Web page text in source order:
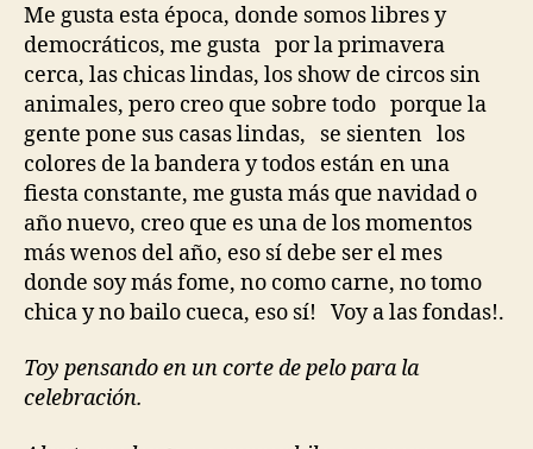
Me gusta esta época, donde somos libres y
democráticos, me gusta por la primavera
cerca, las chicas lindas, los show de circos sin
animales, pero creo que sobre todo porque la
gente pone sus casas lindas, se sienten los
colores de la bandera y todos están en una
fiesta constante, me gusta más que navidad o
año nuevo, creo que es una de los momentos
más wenos del año, eso sí debe ser el mes
donde soy más fome, no como carne, no tomo
chica y no bailo cueca, eso sí! Voy a las fondas!.
Toy pensando en un corte de pelo para la
celebración.